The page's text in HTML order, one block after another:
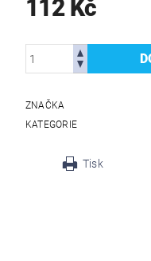
112 Kč
ZNAČKA
KATEGORIE
Tisk